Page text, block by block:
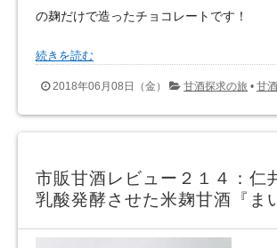
の麹だけで造ったチョコレートです！
続きを読む
2018年06月08日（金） 甘酒探求の旅 • 甘
市販甘酒レビュー２１４：仁
乳酸発酵させた米麹甘酒『ま